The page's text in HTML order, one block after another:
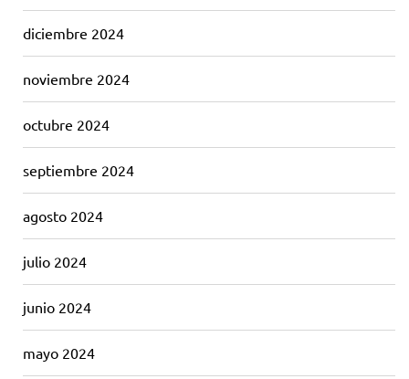
diciembre 2024
noviembre 2024
octubre 2024
septiembre 2024
agosto 2024
julio 2024
junio 2024
mayo 2024